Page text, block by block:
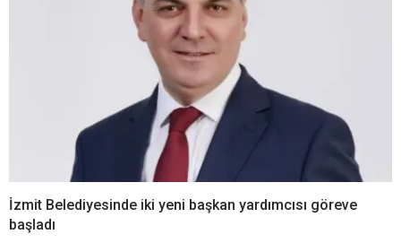
İzmit Belediyesinde iki yeni başkan yardımcısı göreve
başladı